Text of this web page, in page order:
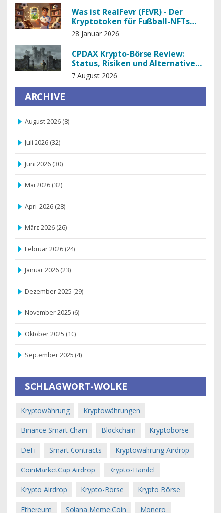
Was ist RealFevr (FEVR) - Der
Kryptotoken für Fußball-NFTs
und Fantasy-Spiele
28 Januar 2026
CPDAX Krypto-Börse Review:
Status, Risiken und Alternativen
für 2026
7 August 2026
ARCHIVE
August 2026 (8)
Juli 2026 (32)
Juni 2026 (30)
Mai 2026 (32)
April 2026 (28)
März 2026 (26)
Februar 2026 (24)
Januar 2026 (23)
Dezember 2025 (29)
November 2025 (6)
Oktober 2025 (10)
September 2025 (4)
SCHLAGWORT-WOLKE
Kryptowährung Kryptowährungen
Binance Smart Chain Blockchain Kryptobörse
DeFi Smart Contracts Kryptowährung Airdrop
CoinMarketCap Airdrop Krypto-Handel
Krypto Airdrop Krypto-Börse Krypto Börse
Ethereum Solana Meme Coin Monero